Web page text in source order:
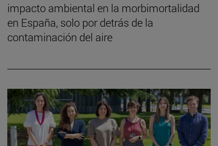
impacto ambiental en la morbimortalidad
en España, solo por detrás de la
contaminación del aire